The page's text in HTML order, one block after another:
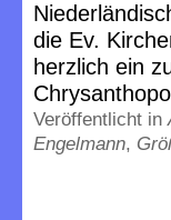
die Ev.
herzlich ein
Veröffentlicht in
Engelmann,